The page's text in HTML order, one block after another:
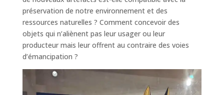
préservation de notre environnement et des
ressources naturelles ? Comment concevoir des
objets qui n’aliènent pas leur usager ou leur
producteur mais leur offrent au contraire des voies
d’émancipation ?